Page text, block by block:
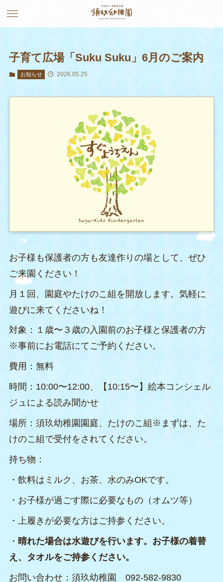
子育て広場「Suku Suku」6月のご案内
お知らせ 2026.05.25
お子様も保護者の方も友達作りの場として、ぜひ
ご来園ください！
月１回、園庭やたけのこ組を開放します。気軽に
遊びに来てくださいね！
対象：１歳〜３歳の入園前のお子様と保護者の方
※事前にお電話にてご予約ください。
費用：無料
時間：10:00〜12:00、【10:15〜】絵本コンシェル
ジュによる読み聞かせ
場所：須玖幼稚園園庭、たけのこ組※まずは、た
けのこ組で受付をされてください。
持ち物：
・飲料はミルク、お茶、水のみOKです。
・お子様が過ごす際に必要なもの（オムツ等）
・上履きが必要な方はご持参ください。
・ 晴れた場合は水遊びを行います。お子様の着替
え、タオルをご持参ください。
お問い合わせ：須玖幼稚園 092-582-9830